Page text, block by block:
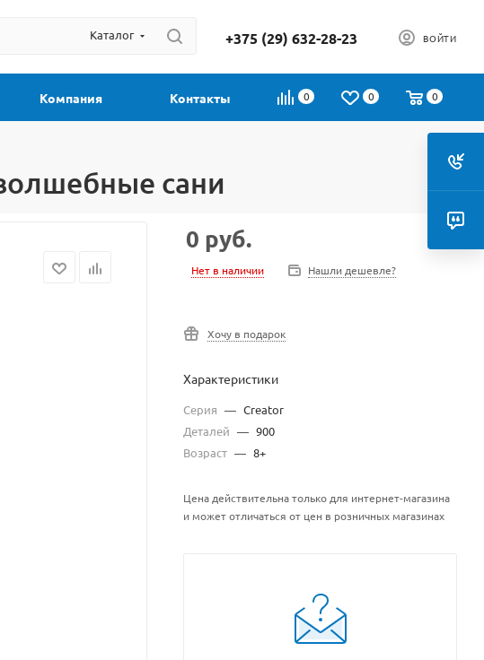
Каталог +375 (29) 632-28-23 ВОЙТИ
0 0 0
Компания Контакты
сани
0 руб.
Нет в наличии Нашли дешевле?
Хочу в подарок
Характеристики
Серия — Creator
Деталей — 900
Возраст — 8+
Цена действительна только для интернет-магазина
и может отличаться от цен в розничных магазинах